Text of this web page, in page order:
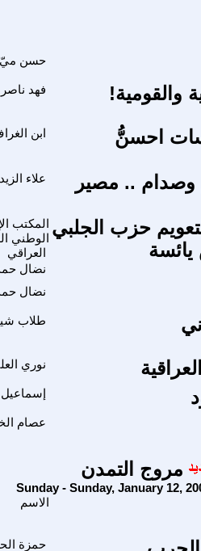
حسن ميّ
فهد ناصر والقومية!
ابن
المومسات احسنُّ
علاء
وصدام .. مصير
المكتب
الوطني
العراقي
حزب الجلبي
نضال
نضال
طلاب
نوري
إسماعيل
عصام
مروج التمدن
الاسم
حمزة